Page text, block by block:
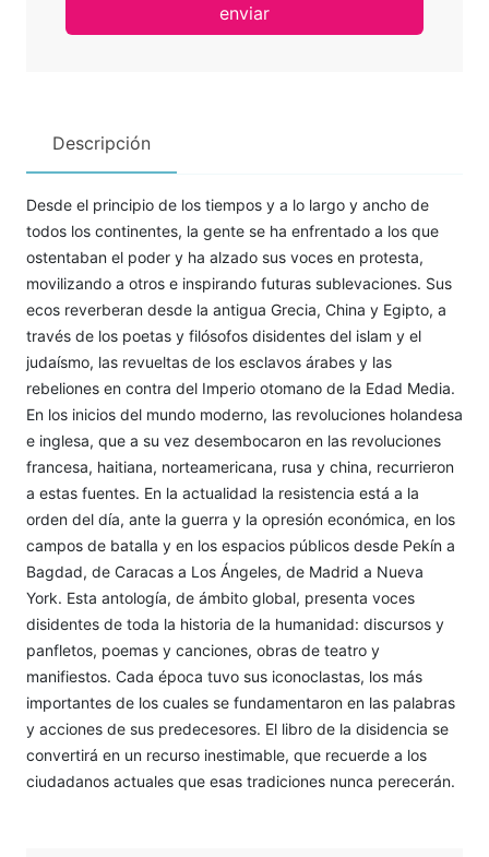
enviar
Descripción
Desde el principio de los tiempos y a lo largo y ancho de
todos los continentes, la gente se ha enfrentado a los que
ostentaban el poder y ha alzado sus voces en protesta,
movilizando a otros e inspirando futuras sublevaciones. Sus
ecos reverberan desde la antigua Grecia, China y Egipto, a
través de los poetas y filósofos disidentes del islam y el
judaísmo, las revueltas de los esclavos árabes y las
rebeliones en contra del Imperio otomano de la Edad Media.
En los inicios del mundo moderno, las revoluciones holandesa
e inglesa, que a su vez desembocaron en las revoluciones
francesa, haitiana, norteamericana, rusa y china, recurrieron
a estas fuentes. En la actualidad la resistencia está a la
orden del día, ante la guerra y la opresión económica, en los
campos de batalla y en los espacios públicos desde Pekín a
Bagdad, de Caracas a Los Ángeles, de Madrid a Nueva
York. Esta antología, de ámbito global, presenta voces
disidentes de toda la historia de la humanidad: discursos y
panfletos, poemas y canciones, obras de teatro y
manifiestos. Cada época tuvo sus iconoclastas, los más
importantes de los cuales se fundamentaron en las palabras
y acciones de sus predecesores. El libro de la disidencia se
convertirá en un recurso inestimable, que recuerde a los
ciudadanos actuales que esas tradiciones nunca perecerán.